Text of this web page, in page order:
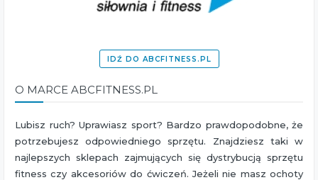
IDŹ DO ABCFITNESS.PL
O MARCE ABCFITNESS.PL
Lubisz ruch? Uprawiasz sport? Bardzo prawdopodobne, że
potrzebujesz odpowiedniego sprzętu. Znajdziesz taki w
najlepszych sklepach zajmujących się dystrybucją sprzętu
fitness czy akcesoriów do ćwiczeń. Jeżeli nie masz ochoty